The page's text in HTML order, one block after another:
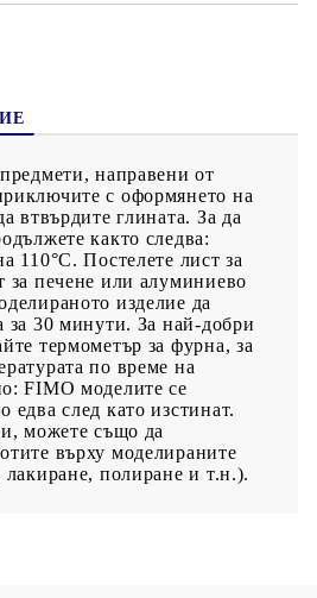
направени от
с оформянето на
втвърдите глината. За да
както следва:
110°C. Постелете лист за
за печене или алуминиево
изделие да
за 30 минути. За най-добри
термометър за фурна, за
по време на
FIMO моделите се
едва след като изстинат.
можете също да
върху моделираните
лакиране, полиране и т.н.).